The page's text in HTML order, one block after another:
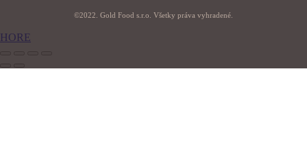
©2022. Gold Food s.r.o. Všetky práva vyhradené.
HORE